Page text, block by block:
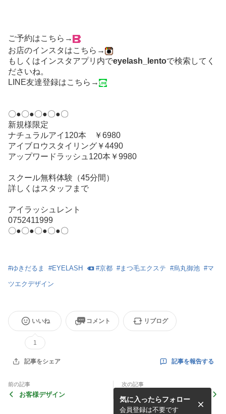
ご予約はこちら→
お店のインスタはこちら→
もしくはインスタアプリ内でeyelash_lentoで検索してく
ださいね。
LINE友達登録はこちら→
〇●〇●〇●〇●〇
新規様限定
ナチュラルアイ120本 ￥6980
アイブロウスタイリング￥4490
アップワードラッシュ120本￥9980
スクール無料体験（45分間）
詳しくはスタッフまで
アイラッシュレント
0752411999
〇●〇●〇●〇●〇
#ゆきだるま #EYELASH #京都 #まつ毛エクステ #烏丸御池 #マ
ツエクデザイン
いいね
1
コメント リブログ
記事をシェア 記事を報告する
前の記事
お客様デザイン
次の記事
気に入ったらフォロー
会員登録は不要です